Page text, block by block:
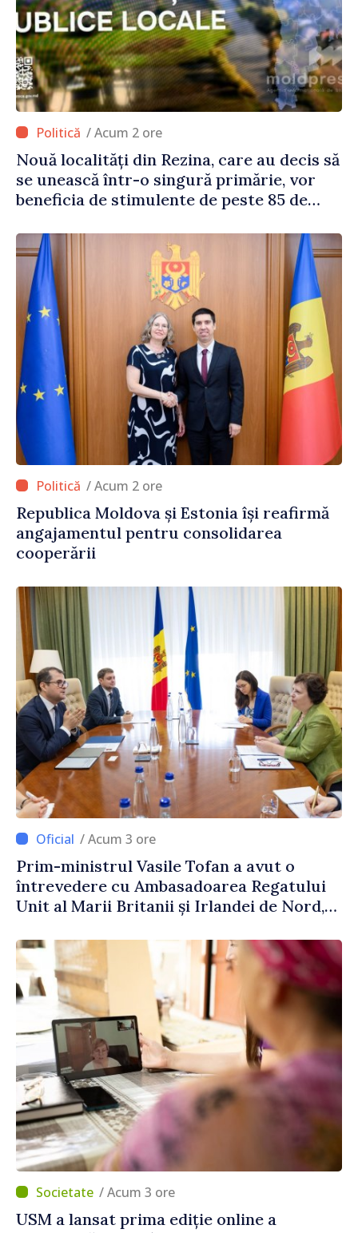
/ Acum 2 ore
Nouă localități din Rezina, care au decis să
se unească într-o singură primărie, vor
beneficia de stimulente de peste 85 de
/ Acum 2 ore
Republica Moldova și Estonia își reafirmă
angajamentul pentru consolidarea
cooperării
/ Acum 3 ore
Prim-ministrul Vasile Tofan a avut o
întrevedere cu Ambasadoarea Regatului
Unit al Marii Britanii și Irlandei de Nord,
/ Acum 3 ore
USM a lansat prima ediție online a